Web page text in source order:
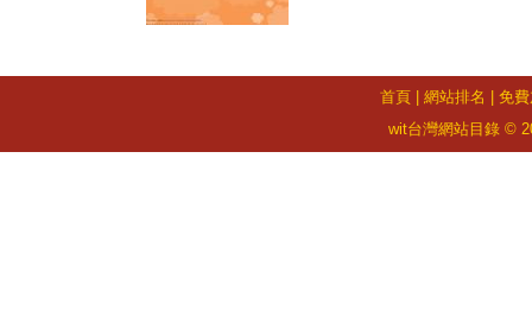
首頁| 網站排名
免
wit台灣網站目錄 ©